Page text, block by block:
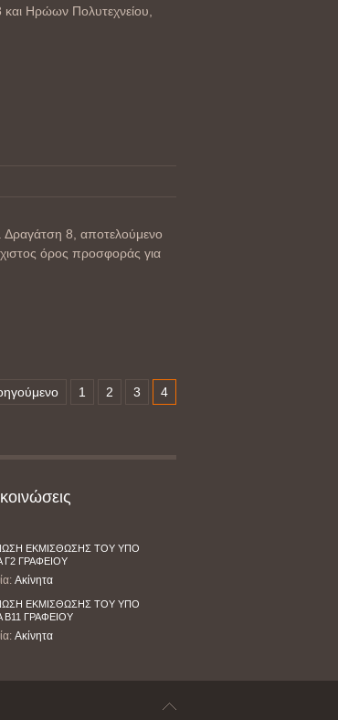
Ηρώων Πολυτεχνείου,
Δραγάτση 8, αποτελούμενο
όρος προσφοράς για
1 2 3 4
ΕΚΜΙΣΘΩΣΗΣ ΤΟΥ ΥΠΟ
Γ2 ΓΡΑΦΕΙΟΥ
Ακίνητα
ΕΚΜΙΣΘΩΣΗΣ ΤΟΥ ΥΠΟ
Β11 ΓΡΑΦΕΙΟΥ
Ακίνητα